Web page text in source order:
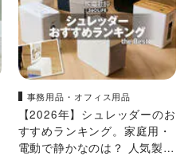
事務用品・オフィス用品
【2026年】シュレッダーのお
すすめランキング。家庭用・
電動で静かなのは？ 人気製品